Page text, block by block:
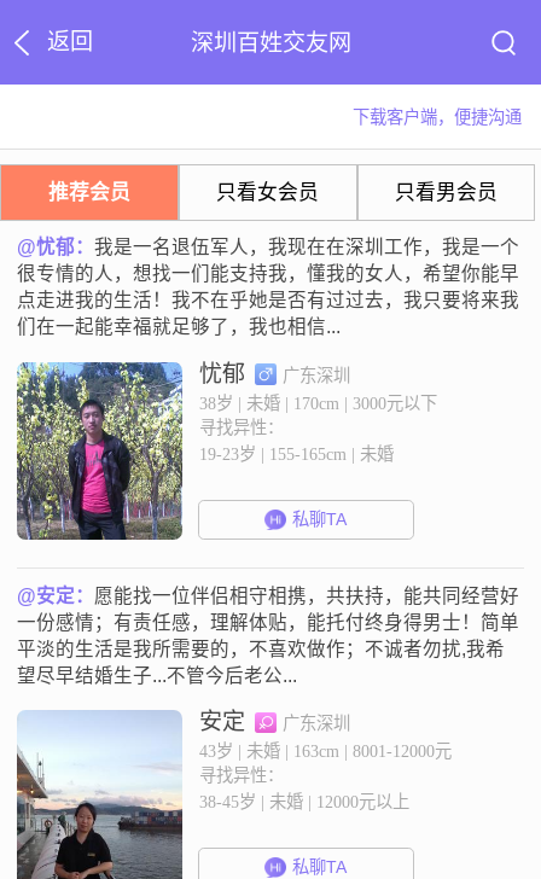
返回 深圳百姓交友网
下载客户端，便捷沟通
推荐会员 只看女会员 只看男会员
@忧郁：我是一名退伍军人，我现在在深圳工作，我是一个
很专情的人，想找一们能支持我，懂我的女人，希望你能早
点走进我的生活！我不在乎她是否有过过去，我只要将来我
们在一起能幸福就足够了，我也相信...
忧郁
广东深圳
38岁 | 未婚 | 170cm | 3000元以下
寻找异性：
19-23岁 | 155-165cm | 未婚
私聊TA
@安定： 愿能找一位伴侣相守相携，共扶持，能共同经营好
一份感情；有责任感，理解体贴，能托付终身得男士！简单
平淡的生活是我所需要的，不喜欢做作；不诚者勿扰,我希
望尽早结婚生子...不管今后老公...
安定
广东深圳
43岁 | 未婚 | 163cm | 8001-12000元
寻找异性：
38-45岁 | 未婚 | 12000元以上
私聊TA